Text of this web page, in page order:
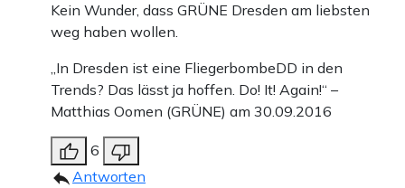
Kein Wunder, dass GRÜNE Dresden am liebsten
weg haben wollen.
„In Dresden ist eine FliegerbombeDD in den
Trends? Das lässt ja hoffen. Do! It! Again!“ –
Matthias Oomen (GRÜNE) am 30.09.2016
6
Antworten